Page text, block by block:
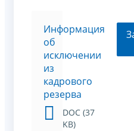
Информация
об
исключении
из
кадрового
резерва
DOC (37
KB)